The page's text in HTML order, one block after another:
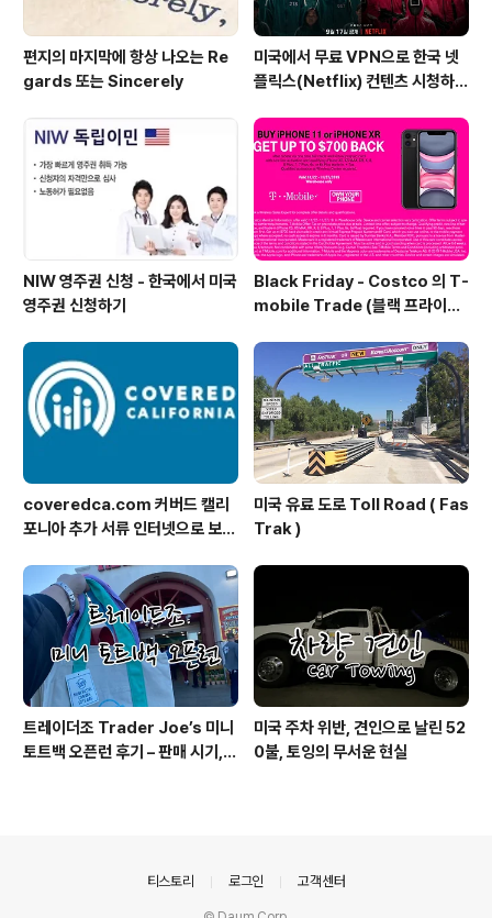
편지의 마지막에 항상 나오는 Re
gards 또는 Sincerely
미국에서 무료 VPN으로 한국 넷
플릭스(Netflix) 컨텐츠 시청하는
도 가능)
NIW 영주권 신청 - 한국에서 미국
영주권 신청하기
Black Friday - Costco 의 T-
mobile Trade (블랙 프라이데
coveredca.com 커버드 캘리
포니아 추가 서류 인터넷으로 보내
미국 유료 도로 Toll Road ( Fas
Trak )
트레이더조 Trader Joe’s 미니
토트백 오픈런 후기 – 판매 시기,
미국 주차 위반, 견인으로 날린 52
0불, 토잉의 무서운 현실
티스토리 로그인 고객센터